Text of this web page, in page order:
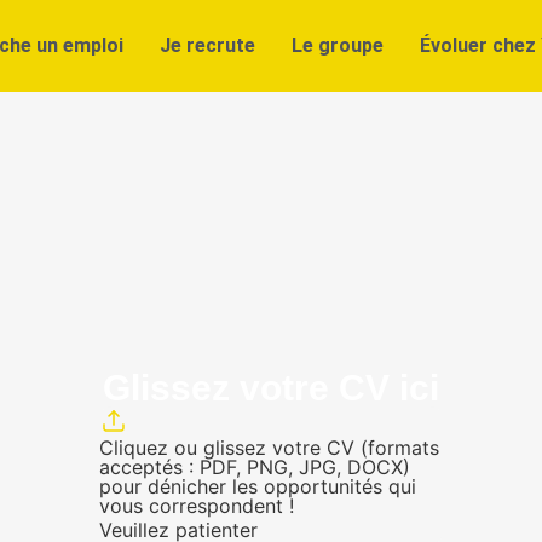
un emploi Je recrute Le groupe Évoluer chez
Cliquez ou glissez votre CV (formats
acceptés : PDF, PNG, JPG, DOCX)
pour dénicher les opportunités qui
vous correspondent !
Veuillez patienter